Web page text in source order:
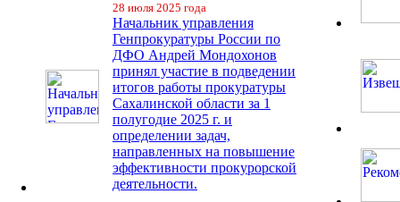
28 июля 2025 года
Начальник управления
Генпрокуратуры России по
ДФО Андрей Мондохонов
принял участие в подведении
итогов работы прокуратуры
Сахалинской области за 1
полугодие 2025 г. и
определении задач,
направленных на повышение
эффективности прокурорской
деятельности.